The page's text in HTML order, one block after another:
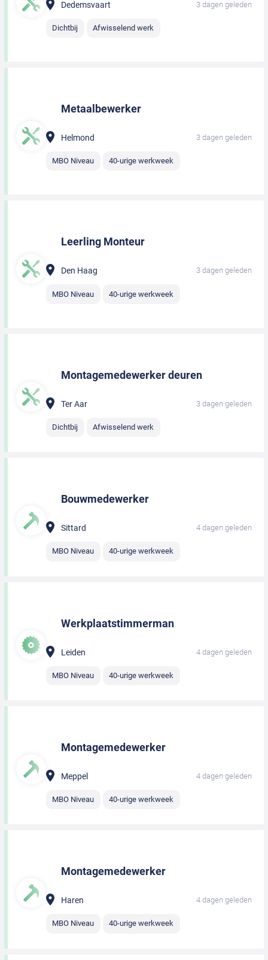
Dedemsvaart 3 dagen geleden
Dichtbij Afwisselend werk
Metaalbewerker
Helmond 3 dagen geleden
MBO Niveau 40-urige werkweek
Leerling Monteur
Den Haag 3 dagen geleden
MBO Niveau 40-urige werkweek
Montagemedewerker deuren
Ter Aar 3 dagen geleden
Dichtbij Afwisselend werk
Bouwmedewerker
Sittard 4 dagen geleden
MBO Niveau 40-urige werkweek
Werkplaatstimmerman
Leiden 4 dagen geleden
MBO Niveau 40-urige werkweek
Montagemedewerker
Meppel 4 dagen geleden
MBO Niveau 40-urige werkweek
Montagemedewerker
Haren 4 dagen geleden
MBO Niveau 40-urige werkweek